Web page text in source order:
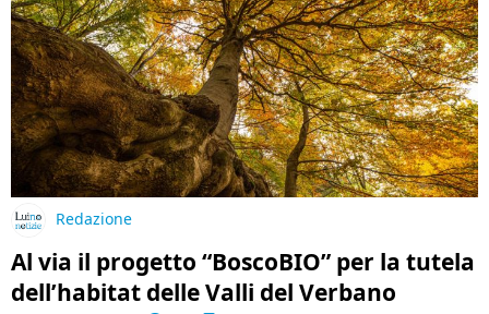
Redazione
Al via il progetto “BoscoBIO” per la tutela
dell’habitat delle Valli del Verbano